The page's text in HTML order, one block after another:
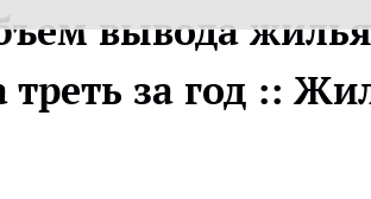
вывода
треть за год ::